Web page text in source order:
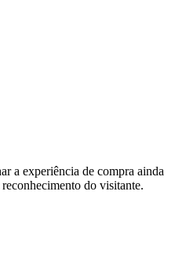
a experiência de compra ainda
do visitante.